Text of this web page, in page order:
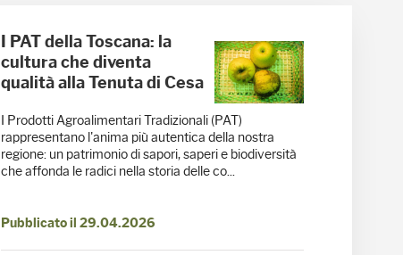
I PAT della Toscana: la
cultura che diventa
qualità alla Tenuta di Cesa
I Prodotti Agroalimentari Tradizionali (PAT)
rappresentano l'anima più autentica della nostra
regione: un patrimonio di sapori, saperi e biodiversità
che affonda le radici nella storia delle co...
Pubblicato il 29.04.2026